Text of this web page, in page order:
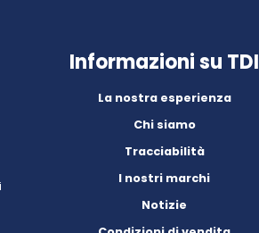
Informazioni su TDI
La nostra esperienza
Chi siamo
Tracciabilità
I nostri marchi
Notizie